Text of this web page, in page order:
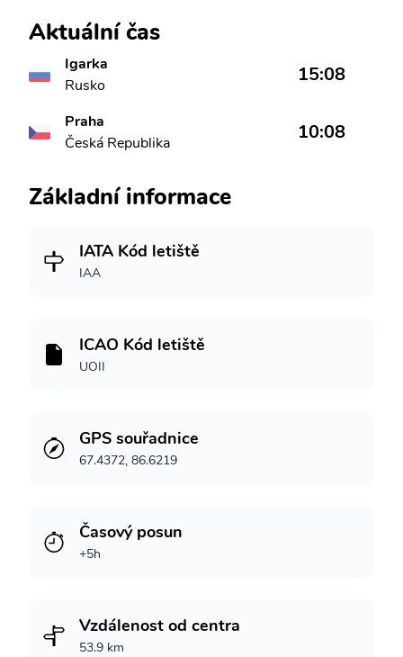
Aktuální čas
Igarka
Rusko
15:08
Praha
Česká Republika
10:08
Základní informace
IATA Kód letiště
IAA
ICAO Kód letiště
UOII
GPS souřadnice
67.4372, 86.6219
Časový posun
+5h
Vzdálenost od centra
53.9 km